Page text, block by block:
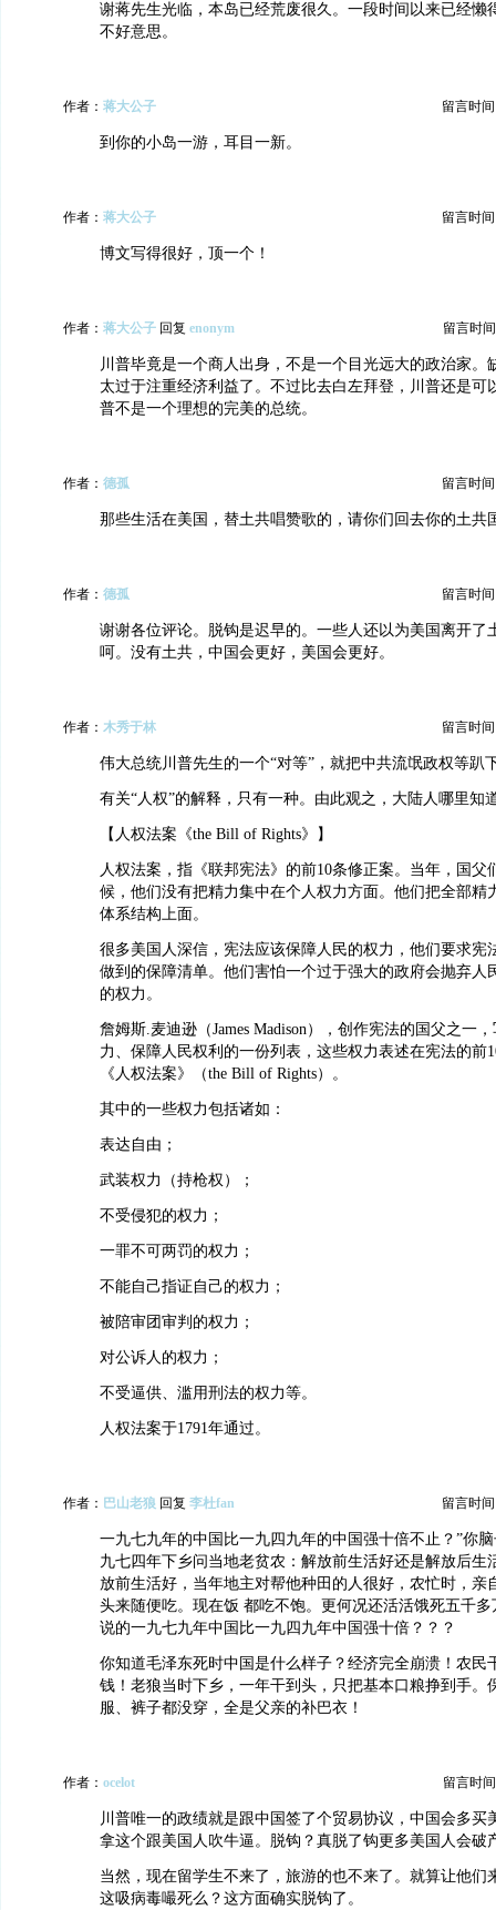
谢蒋先生光临，本岛已经荒废很久。一段时间以来已经懒
不好意思。
作者： 蒋大公子 留言时间
到你的小岛一游，耳目一新。
作者： 蒋大公子 留言时间
博文写得很好，顶一个！
作者： 蒋大公子 回复 enonym 留言时
川普毕竟是一个商人出身，不是一个目光远大的政治家。
太过于注重经济利益了。不过比去白左拜登，川普还是可
普不是一个理想的完美的总统。
作者： 德孤 留言时间
那些生活在美国，替土共唱赞歌的，请你们回去你的土共
作者： 德孤 留言时间
谢谢各位评论。脱钩是迟早的。一些人还以为美国离开了
呵。没有土共，中国会更好，美国会更好。
作者： 木秀于林 留言时间
伟大总统川普先生的一个“对等”，就把中共流氓政权等趴
有关“人权”的解释，只有一种。由此观之，大陆人哪里知
【人权法案《the Bill of Rights》】
人权法案，指《联邦宪法》的前10条修正案。当年，国父
候，他们没有把精力集中在个人权力方面。他们把全部精
体系结构上面。
很多美国人深信，宪法应该保障人民的权力，他们要求宪
做到的保障清单。他们害怕一个过于强大的政府会抛弃人
的权力。
詹姆斯.麦迪逊（James Madison），创作宪法的国父之一
力、保障人民权利的一份列表，这些权力表述在宪法的前
《人权法案》（the Bill of Rights）。
其中的一些权力包括诸如：
表达自由；
武装权力（持枪权）；
不受侵犯的权力；
一罪不可两罚的权力；
不能自己指证自己的权力；
被陪审团审判的权力；
对公诉人的权力；
不受逼供、滥用刑法的权力等。
人权法案于1791年通过。
作者： 巴山老狼 回复 李杜fan 留言时间
一九七九年的中国比一九四九年的中国强十倍不止？”你
九七四年下乡问当地老贫农：解放前生活好还是解放后生
放前生活好，当年地主对帮他种田的人很好，农忙时，亲
头来随便吃。现在饭 都吃不饱。更何况还活活饿死五千
说的一九七九年中国比一九四九年中国强十倍？？？
你知道毛泽东死时中国是什么样子？经济完全崩溃！农民
钱！老狼当时下乡，一年干到头，只把基本口粮挣到手。
服、裤子都没穿，全是父亲的补巴衣！
作者： ocelot 留言时
川普唯一的政绩就是跟中国签了个贸易协议，中国会多买
拿这个跟美国人吹牛逼。脱钩？真脱了钩更多美国人会破
当然，现在留学生不来了，旅游的也不来了。就算让他们
这吸病毒嘬死么？这方面确实脱钩了。